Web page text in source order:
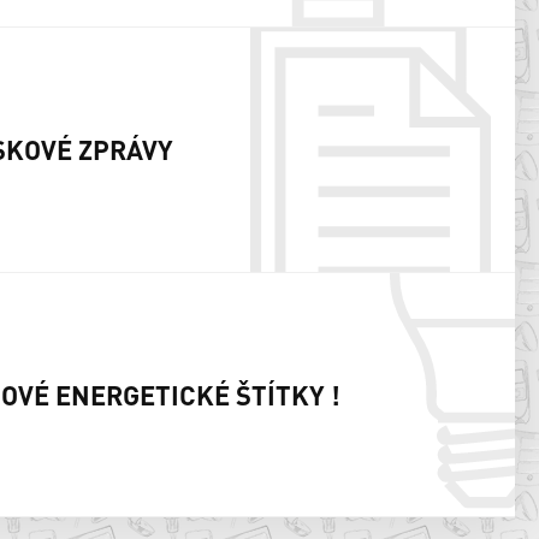
ZPRÁVY
ENERGETICKÉ ŠTÍTKY !